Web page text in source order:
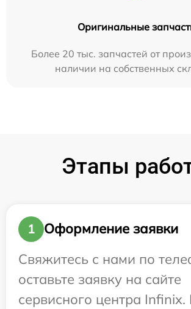
Оригинальные
Более 20 тыс. запчастей от
наличии на собственных
Этапы
1
Оформление заявки
Свяжитесь с нами по
оставьте заявку на сайте
сервисного центра